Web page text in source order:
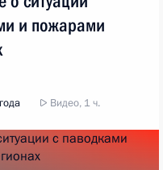
и пожарами
Видео, 1 ч.